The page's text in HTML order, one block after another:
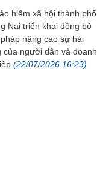
hiểm xã hội thành phố
Nai triển khai đồng bộ
nâng cao sự hài
của người dân và doanh
(22/07/2026 16:23)